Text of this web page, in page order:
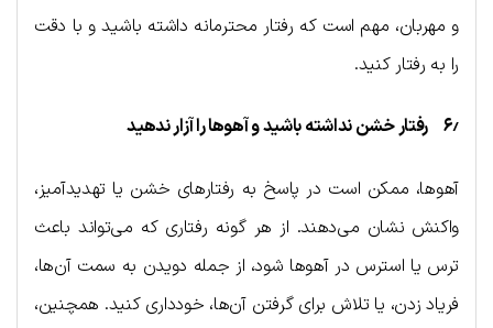
و مهربان، مهم است که رفتار محترمانه داشته باشید و با دقت
را به رفتار کنید.
۶٫ رفتار خشن نداشته باشید و آهوها را آزار ندهید
آهوها، ممکن است در پاسخ به رفتارهای خشن یا تهدیدآمیز،
واکنش نشان می‌دهند. از هر گونه رفتاری که می‌تواند باعث
ترس یا استرس در آهوها شود، از جمله دویدن به سمت آن‌ها،
فریاد زدن، یا تلاش برای گرفتن آن‌ها، خودداری کنید. همچنین،